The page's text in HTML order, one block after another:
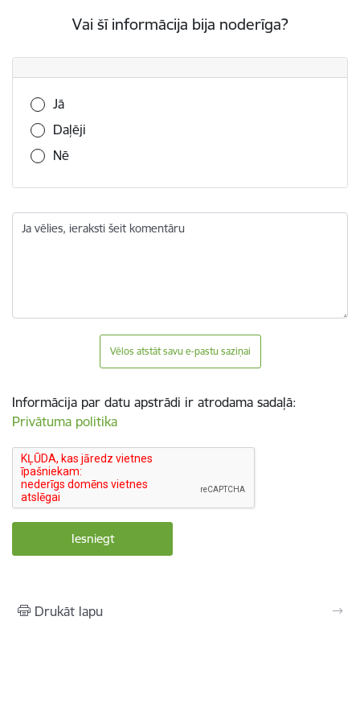
Vai šī informācija bija noderīga?
Vai šī informācija bija noderīga?
Jā
Daļēji
Nē
Ja vēlies, ieraksti šeit komentāru
Vēlos atstāt savu e-pastu saziņai
Informācija par datu apstrādi ir atrodama sadaļā:
Privātuma politika
Drukāt lapu